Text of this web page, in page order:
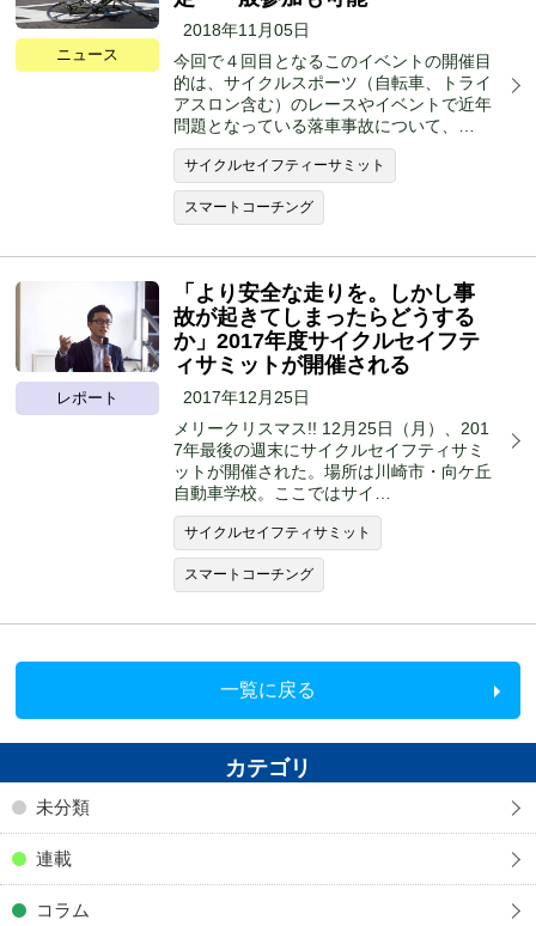
ニュース
2018年11月05日
今回で４回目となるこのイベントの開催目
的は、サイクルスポーツ（自転車、トライ
アスロン含む）のレースやイベントで近年
問題となっている落車事故について、…
サイクルセイフティーサミット
スマートコーチング
レポート
「より安全な走りを。しかし事
故が起きてしまったらどうする
か」2017年度サイクルセイフテ
ィサミットが開催される
2017年12月25日
メリークリスマス!! 12月25日（月）、201
7年最後の週末にサイクルセイフティサミ
ットが開催された。場所は川崎市・向ケ丘
自動車学校。ここではサイ…
サイクルセイフティサミット
スマートコーチング
一覧に戻る
カテゴリ
未分類
連載
コラム